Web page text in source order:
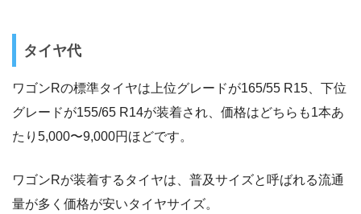
タイヤ代
ワゴンRの標準タイヤは上位グレードが165/55 R15、下位
グレードが155/65 R14が装着され、価格はどちらも1本あ
たり5,000〜9,000円ほどです。
ワゴンRが装着するタイヤは、普及サイズと呼ばれる流通
量が多く価格が安いタイヤサイズ。